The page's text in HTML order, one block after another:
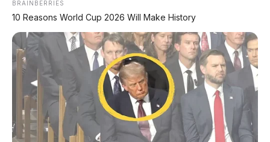
✔ TANPA DP
✔ GRATIS ANGSURAN 1X
GRATIS BALIK NAMA
CEK UNIT SEKARANG
BRAINBERRIES
10 Reasons World Cup 2026 Will Make History